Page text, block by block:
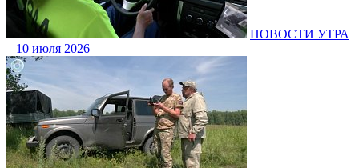
НОВОСТИ УТРА
– 10 июля 2026